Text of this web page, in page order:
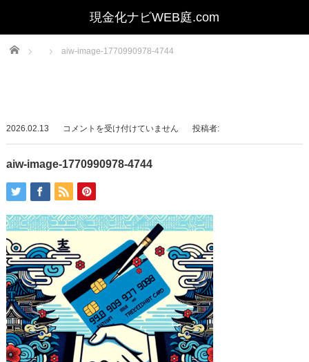
Home aiw-image-1770990978-4744
2026.02.13
aiw-
image-
1770990978-
は
コメントを受け付けていません 投稿者:
aiw-image-1770990978-4744